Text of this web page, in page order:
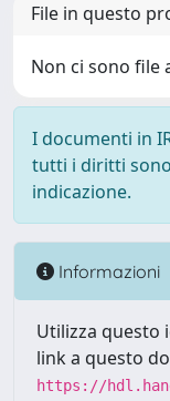
File in questo
Non ci sono file
I documenti in
tutti i diritti
indicazione.
Informazioni
Utilizza questo
link a questo
https://